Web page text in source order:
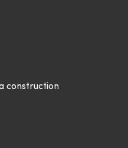
construction